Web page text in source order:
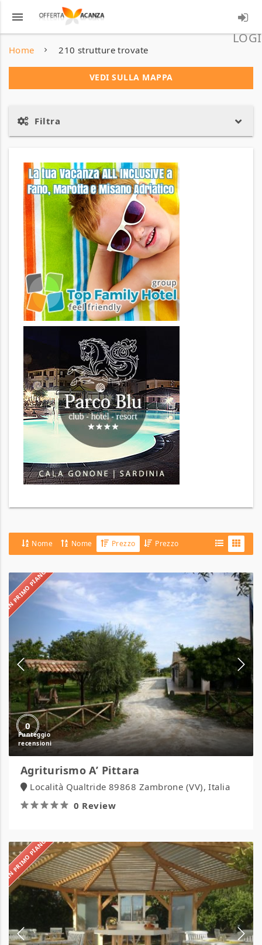
menu
Home 210 strutture trovate
VEDI SULLA MAPPA
Filtra
Nome Nome Prezzo Prezzo
IN PRIMO PIANO
0
A’
Agriturismo A’ Pittara
Località Qualtride 89868 Zambrone (VV), Italia
0 Review
IN PRIMO PIANO
Agricampeggio
Fontanelle